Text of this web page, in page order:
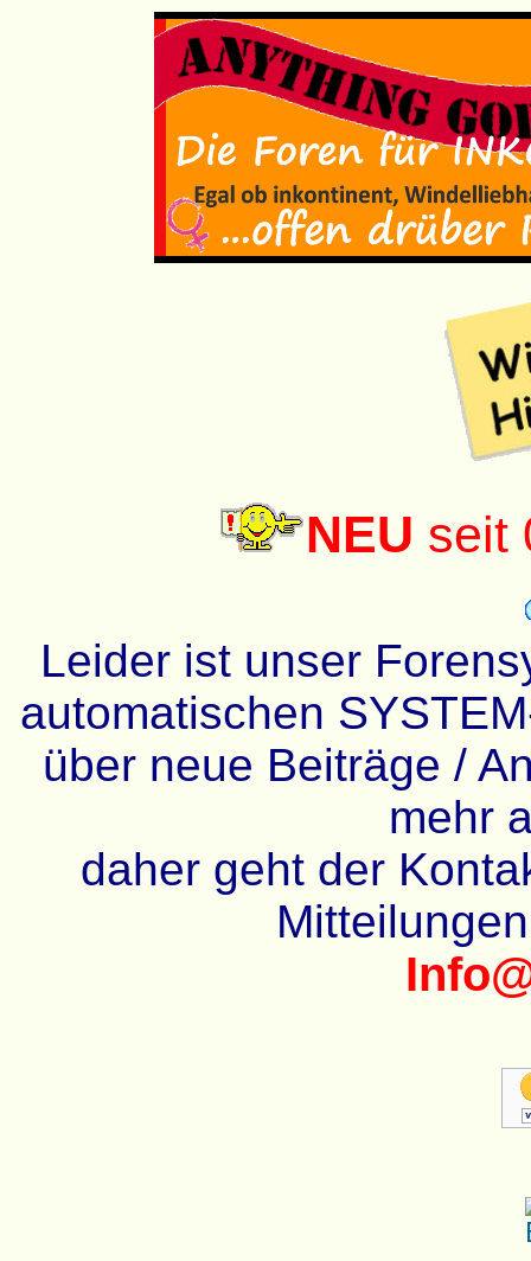
NEU seit
Leider ist unser
automatischen
über neue Beiträge /
mehr
daher geht der